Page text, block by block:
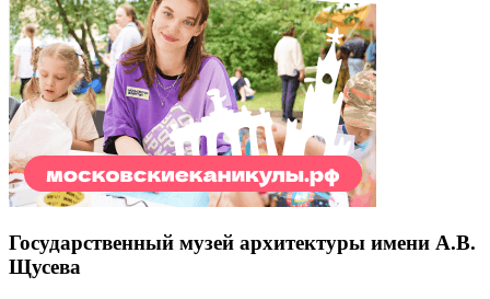
Государственный музей архитектуры имени А.В.
Щусева